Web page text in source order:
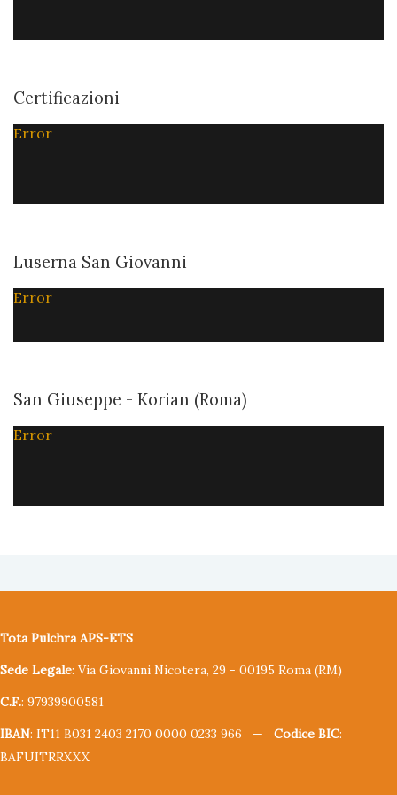
Certificazioni
Error
Luserna San Giovanni
Error
San Giuseppe - Korian (Roma)
Error
Tota Pulchra APS-ETS
Sede Legale: Via Giovanni Nicotera, 29 - 00195 Roma (RM)
C.F.: 97939900581
IBAN: IT11 B031 2403 2170 0000 0233 966 — Codice BIC:
BAFUITRRXXX